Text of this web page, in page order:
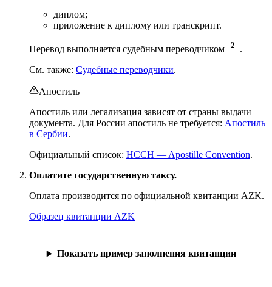
диплом;
приложение к диплому или транскрипт.
Перевод выполняется судебным переводчиком 2
.
См. также: Судебные переводчики.
Апостиль
Апостиль или легализация зависят от страны выдачи
документа. Для России апостиль не требуется: Апостиль
в Сербии.
Официальный список: HCCH — Apostille Convention.
Оплатите государственную таксу.
Оплата производится по официальной квитанции AZK.
Образец квитанции AZK
Показать пример заполнения квитанции